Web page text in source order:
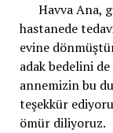
Havva Ana,
hastanede
evine
adak bedelini de
annemizin bu
teşekkür
ömür diliyoruz.